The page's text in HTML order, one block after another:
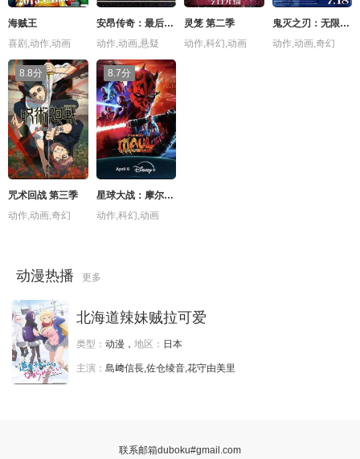
海贼王
喜剧,动作,动画
安昂传奇：最后的气宗
动作,动画,悬疑
灵笼 第二季
动作,科幻,动画
鬼灭之刃：无限城篇 第一章 猗窝座再袭
动作,动画,奇幻
8.8分
咒术回战 第三季
动作,动画,奇幻
8.7分
星球大战：摩尔-暗影之王
动作,科幻,动画
动漫热播 更多
北海道辣妹贼拉可爱
类型： 动漫， 地区： 日本
主演： 島﨑信長,佐仓绫音,花守由美里
联系邮箱duboku#gmail.com